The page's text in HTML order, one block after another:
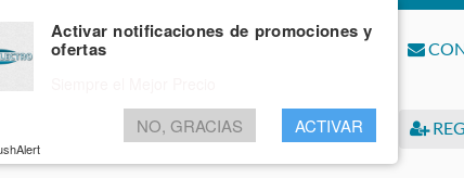
BLOG
INGRESAR
Activar notificaciones de promociones y
ofertas
NO, GRACIAS ACTIVAR